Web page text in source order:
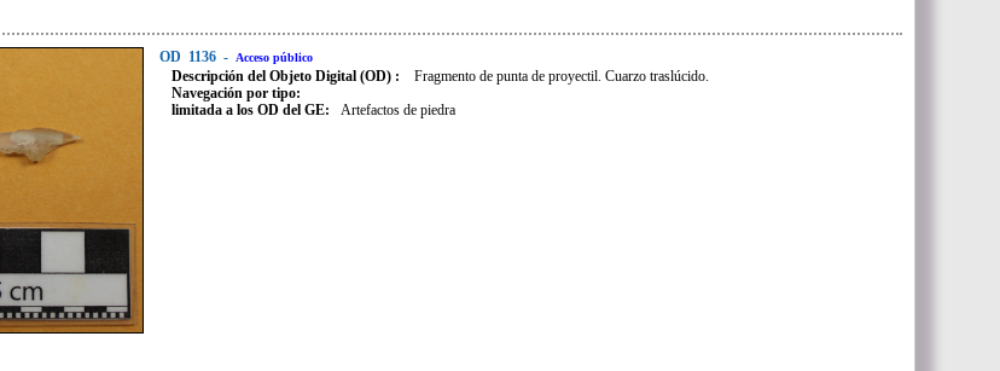
OD 1136 - Acceso público
Descripción del Objeto Digital (OD) :
Fragmento de punta de proyectil. Cuarzo traslúcido.
Navegación por tipo:
limitada a los OD del GE:
Artefactos de piedra